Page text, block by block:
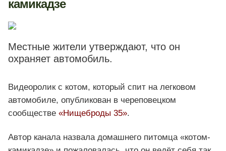
камикадзе
Местные жители утверждают, что он
охраняет автомобиль.
Видеоролик с котом, который спит на легковом
автомобиле, опубликован в череповецком
сообществе «Нищеброды 35».
Автор канала назвала домашнего питомца «котом-